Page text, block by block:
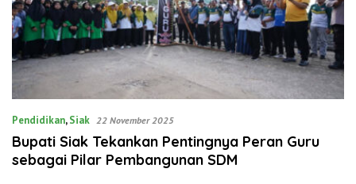
Pendidikan,Siak 22 November 2025
Bupati Siak Tekankan Pentingnya Peran Guru
sebagai Pilar Pembangunan SDM